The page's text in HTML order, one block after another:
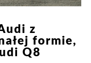
z
formie,
Q8